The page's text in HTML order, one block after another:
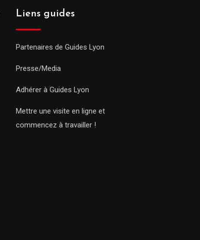
Liens guides
Partenaires de Guides Lyon
Presse/Media
Adhérer à Guides Lyon
Mettre une visite en ligne et
commencez à travailler !